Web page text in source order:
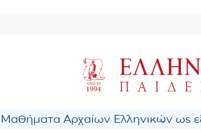
Μαθήματα Αρχαίων Ελληνικών ως